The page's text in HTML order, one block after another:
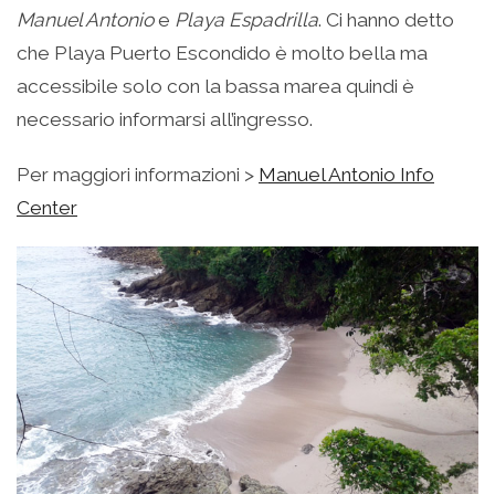
Manuel Antonioe Playa Espadrilla. Ci hanno detto
che Playa Puerto Escondido è molto bella ma
accessibile solo con la bassa marea quindi è
necessario informarsi all’ingresso.
Per maggiori informazioni > Manuel Antonio Info
Center